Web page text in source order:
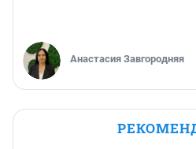
Анастасия Завгородняя